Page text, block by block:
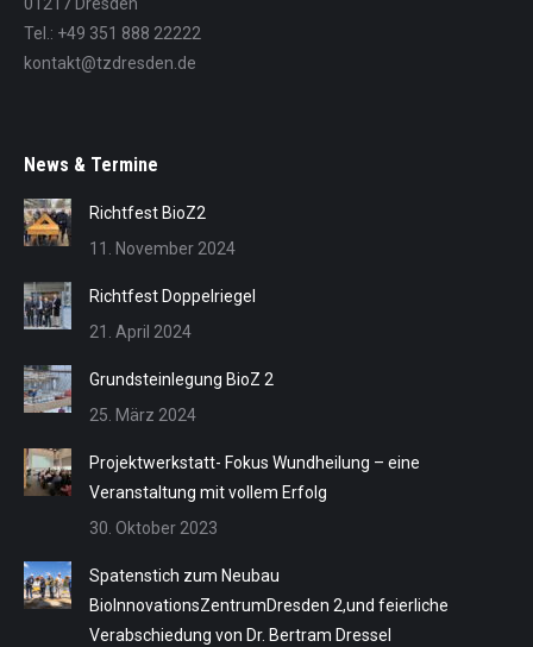
01217 Dresden
Tel.: +49 351 888 22222
kontakt@tzdresden.de
News & Termine
Richtfest BioZ2
11. November 2024
Richtfest Doppelriegel
21. April 2024
Grundsteinlegung BioZ 2
25. März 2024
Projektwerkstatt- Fokus Wundheilung – eine
Veranstaltung mit vollem Erfolg
30. Oktober 2023
Spatenstich zum Neubau
BioInnovationsZentrumDresden 2,und feierliche
Verabschiedung von Dr. Bertram Dressel